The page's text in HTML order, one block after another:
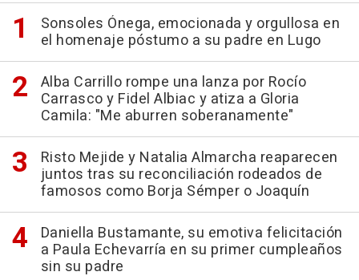
Sonsoles Ónega, emocionada y orgullosa en
el homenaje póstumo a su padre en Lugo
Alba Carrillo rompe una lanza por Rocío
Carrasco y Fidel Albiac y atiza a Gloria
Camila: "Me aburren soberanamente"
Risto Mejide y Natalia Almarcha reaparecen
juntos tras su reconciliación rodeados de
famosos como Borja Sémper o Joaquín
Daniella Bustamante, su emotiva felicitación
a Paula Echevarría en su primer cumpleaños
sin su padre